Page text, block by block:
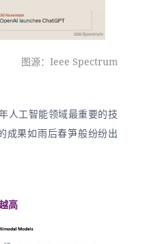
图源：Ieee Spectrum
人工智能领域最重要的技
成果如雨后春笋般纷纷出
高